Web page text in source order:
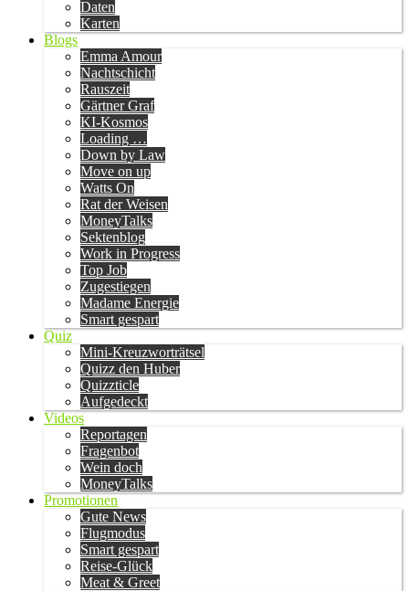
Daten
Karten
Blogs
Emma Amour
Nachtschicht
Rauszeit
Gärtner Graf
KI-Kosmos
Loading …
Down by Law
Move on up
Watts On
Rat der Weisen
MoneyTalks
Sektenblog
Work in Progress
Top Job
Zugestiegen
Madame Energie
Smart gespart
Quiz
Mini-Kreuzworträtsel
Quizz den Huber
Quizzticle
Aufgedeckt
Videos
Reportagen
Fragenbot
Wein doch
MoneyTalks
Promotionen
Gute News
Flugmodus
Smart gespart
Reise-Glück
Meat & Greet